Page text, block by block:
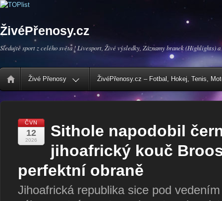
ŽivéPřenosy.cz
Sledujte sport z celého světa ! Livesport, Živé výsledky, Záznamy branek (Highlights) a
Živé Přenosy ŽivéPřenosy.cz – Fotbal, Hokej, Tenis,
ČVN
12
2026
Sithole napodobil
jihoafrický kouč
perfektní obraně
Jihoafrická republika sice pod